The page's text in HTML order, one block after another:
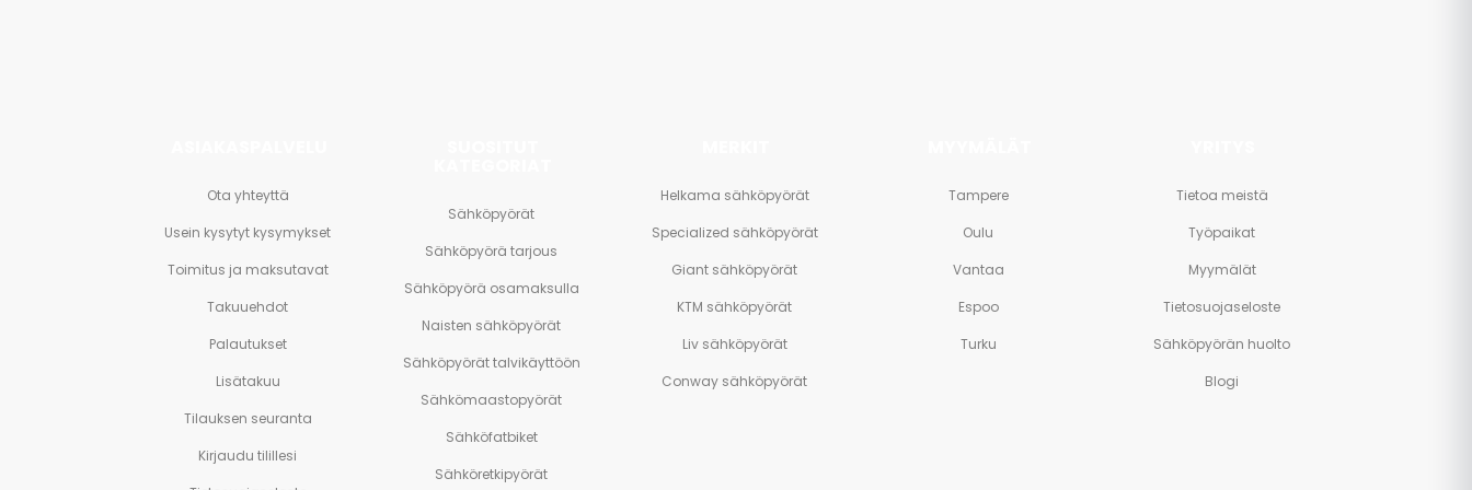
Ota yhteyttä
Usein kysytyt kysymykset
Toimitus ja maksutavat
Takuuehdot
Palautukset
Lisätakuu
Tilauksen seuranta
Kirjaudu tilillesi
Sähköpyörät
Sähköpyörä tarjous
Sähköpyörä osamaksulla
Naisten sähköpyörät
Sähköpyörät talvikäyttöön
Sähkömaastopyörät
Sähköfatbiket
Sähköretkipyörät
Helkama sähköpyörät
Specialized sähköpyörät
Giant sähköpyörät
KTM sähköpyörät
Liv sähköpyörät
Conway sähköpyörät
Tampere
Oulu
Vantaa
Espoo
Turku
Tietoa meistä
Työpaikat
Myymälät
Tietosuojaseloste
Sähköpyörän huolto
Blogi